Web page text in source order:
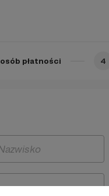
płatności 4